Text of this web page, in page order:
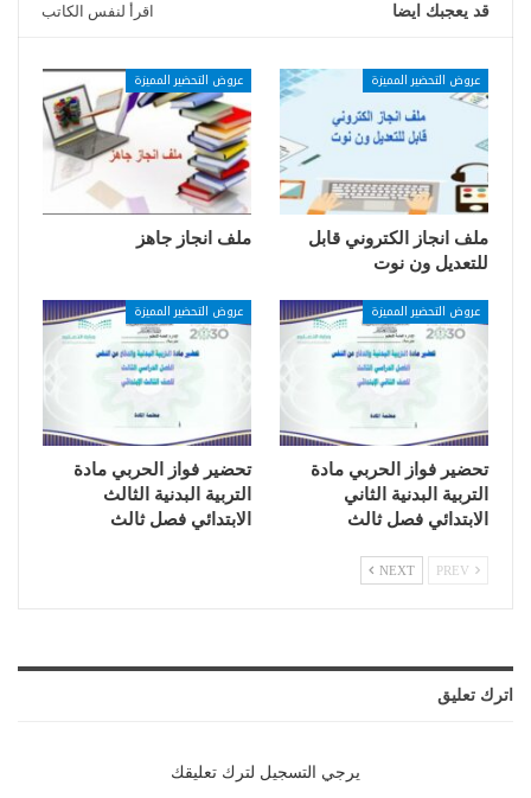
قد يعجبك ايضا اقرأ لنفس الكاتب
عروض التحضير المميزة
ملف انجاز الكتروني قابل
للتعديل ون نوت
عروض التحضير المميزة
ملف انجاز جاهز
عروض التحضير المميزة
تحضير فواز الحربي مادة
التربية البدنية الثاني
الابتدائي فصل ثالث
عروض التحضير المميزة
تحضير فواز الحربي مادة
التربية البدنية الثالث
الابتدائي فصل ثالث
NEXT
اترك تعليق
يرجي التسجيل لترك تعليقك